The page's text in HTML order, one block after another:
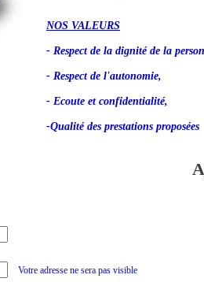
NOS VALEURS
- Respect de la dignité de la
- Respect de l'autonomie,
- Ecoute et confidentialité,
-Qualité des prestations proposées
Votre adresse ne sera pas visible